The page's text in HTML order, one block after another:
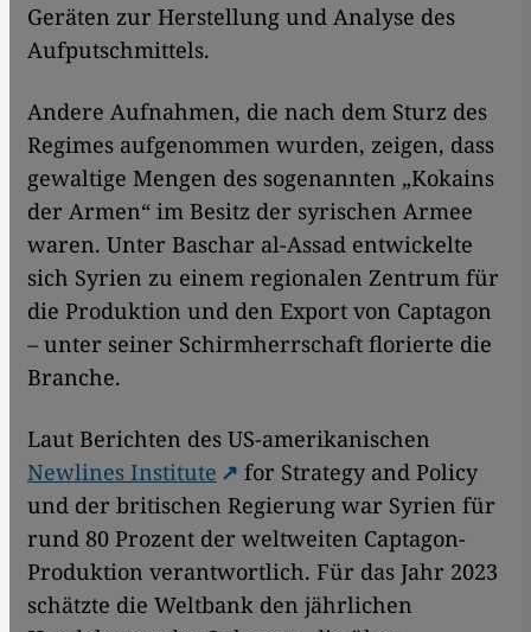
Geräten zur Herstellung und Analyse des
Aufputschmittels.
Andere Aufnahmen, die nach dem Sturz des
Regimes aufgenommen wurden, zeigen, dass
gewaltige Mengen des sogenannten „Kokains
der Armen“ im Besitz der syrischen Armee
waren. Unter Baschar al-Assad entwickelte
sich Syrien zu einem regionalen Zentrum für
die Produktion und den Export von Captagon
– unter seiner Schirmherrschaft florierte die
Branche.
Laut Berichten des US-amerikanischen
Newlines Institute
for Strategy and Policy
und der britischen Regierung war Syrien für
rund 80 Prozent der weltweiten Captagon-
Produktion verantwortlich. Für das Jahr 2023
schätzte die Weltbank den jährlichen